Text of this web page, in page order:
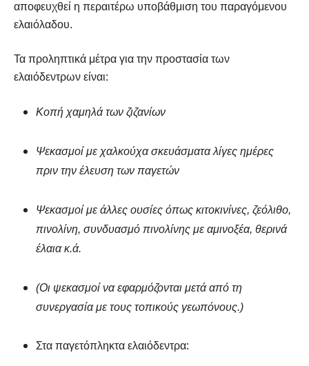
αποφευχθεί η περαιτέρω υποβάθμιση του παραγόμενου
ελαιόλαδου.
Τα προληπτικά μέτρα για την προστασία των
ελαιόδεντρων είναι:
Κοπή χαμηλά των ζιζανίων
Ψεκασμοί με χαλκούχα σκευάσματα λίγες ημέρες
πριν την έλευση των παγετών
Ψεκασμοί με άλλες ουσίες όπως κιτοκινίνες, ζεόλιθο,
πινολίνη, συνδυασμό πινολίνης με αμινοξέα, θερινά
έλαια κ.ά.
(Οι ψεκασμοί να εφαρμόζονται μετά από τη
συνεργασία με τους τοπικούς γεωπόνους.)
Στα παγετόπληκτα ελαιόδεντρα: